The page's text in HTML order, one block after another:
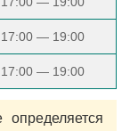
17:00 — 19:00
17:00 — 19:00